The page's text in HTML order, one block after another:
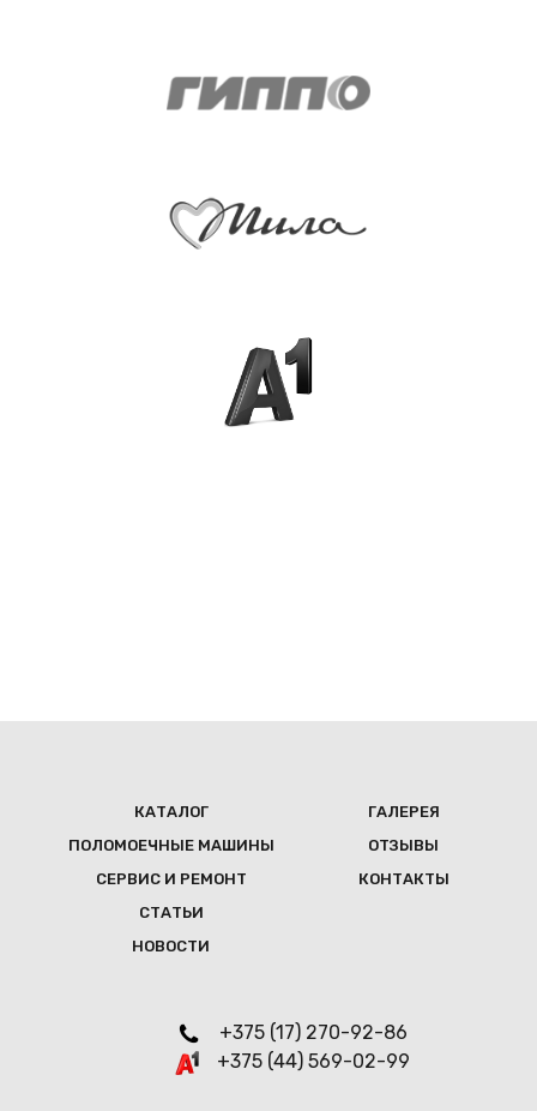
КАТАЛОГ
ПОЛОМОЕЧНЫЕ МAШИНЫ
СЕРВИС И РЕМОНТ
СТАТЬИ
НОВОСТИ
ГАЛЕРЕЯ
ОТЗЫВЫ
КОНТАКТЫ
+375 (17) 270-92-86
+375 (44) 569-02-99